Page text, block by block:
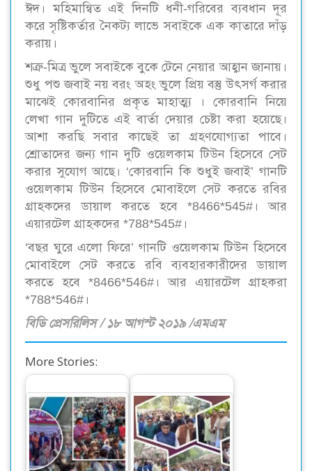
ঈদ। মহিমান্বিত এই দিনটি ধনী-গরিবের ব্যবধান দূর
করে সৃষ্টিকর্তার নৈকট্য লাভে সবাইকে এক কাতারে দাঁড়
করায়।
শত্রু-মিত্র ভুলে সবাইকে বুকে টেনে নেয়ার আহ্বান জানায়।
শুধু পশু জবাই নয় বরং অহং ভুলে প্রিয় বস্তু উৎসর্গ করার
মাঝেই কোরবানির প্রকৃত মাহাত্ম্য । কোরবানি নিয়ে
লেখা গান দুটিতে এই বার্তা দেয়ার চেষ্টা করা হয়েছে।
আশা করছি সবার কাছেই তা গ্রহণযোগ্যতা পাবে।
শ্রোতাদের জন্য গান দুটি ওয়েলকাম টিউন হিসেবে সেট
করার সুযোগ আছে। ‘কোরবানি কি শুধুই জবাই’ গানটি
ওয়েলকাম টিউন হিসেবে মোবাইলে সেট করতে রবির
গ্রাহকদের ডায়াল করতে হবে *8466*545#। আর
এয়ারটেল গ্রাহকদের *788*545#।
‘বছর ঘুরে এলো ফিরে’ গানটি ওয়েলকাম টিউন হিসেবে
মোবাইলে সেট করতে রবি ব্যবহারকারীদের ডায়াল
করতে হবে *8466*546#। আর এয়ারটেল গ্রাহকরা
*788*546#।
বিডি প্রেসরিলিস / ১৮ আগস্ট ২০১৯ /এমএম
More Stories:
ঈগল মার্কার স্বতন্ত্র প্রার্থী
দোলনের দাপুটে
স্বতন্ত্র প্রার্থী দোলনকে